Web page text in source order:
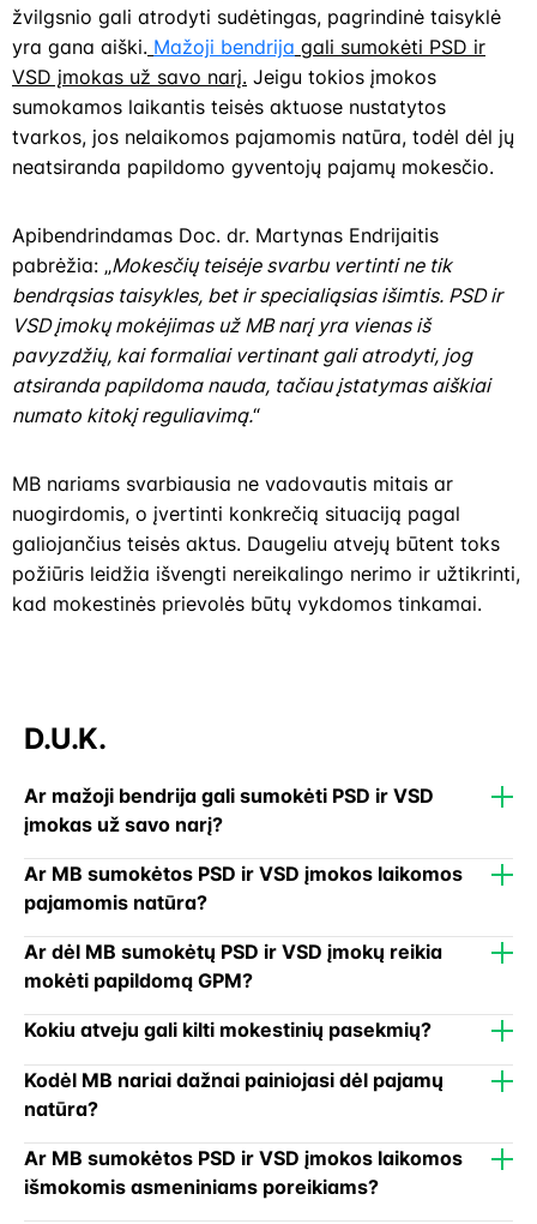
žvilgsnio gali atrodyti sudėtingas, pagrindinė taisyklė
yra gana aiški. Mažoji bendrija gali sumokėti PSD ir
VSD įmokas už savo narį. Jeigu tokios įmokos
sumokamos laikantis teisės aktuose nustatytos
tvarkos, jos nelaikomos pajamomis natūra, todėl dėl jų
neatsiranda papildomo gyventojų pajamų mokesčio.
Apibendrindamas Doc. dr. Martynas Endrijaitis
pabrėžia: „Mokesčių teisėje svarbu vertinti ne tik
bendrąsias taisykles, bet ir specialiąsias išimtis. PSD ir
VSD įmokų mokėjimas už MB narį yra vienas iš
pavyzdžių, kai formaliai vertinant gali atrodyti, jog
atsiranda papildoma nauda, tačiau įstatymas aiškiai
numato kitokį reguliavimą.“
MB nariams svarbiausia ne vadovautis mitais ar
nuogirdomis, o įvertinti konkrečią situaciją pagal
galiojančius teisės aktus. Daugeliu atvejų būtent toks
požiūris leidžia išvengti nereikalingo nerimo ir užtikrinti,
kad mokestinės prievolės būtų vykdomos tinkamai.
D.U.K.
Ar mažoji bendrija gali sumokėti PSD ir VSD
įmokas už savo narį?
Ar MB sumokėtos PSD ir VSD įmokos laikomos
pajamomis natūra?
Ar dėl MB sumokėtų PSD ir VSD įmokų reikia
mokėti papildomą GPM?
Kokiu atveju gali kilti mokestinių pasekmių?
Kodėl MB nariai dažnai painiojasi dėl pajamų
natūra?
Ar MB sumokėtos PSD ir VSD įmokos laikomos
išmokomis asmeniniams poreikiams?